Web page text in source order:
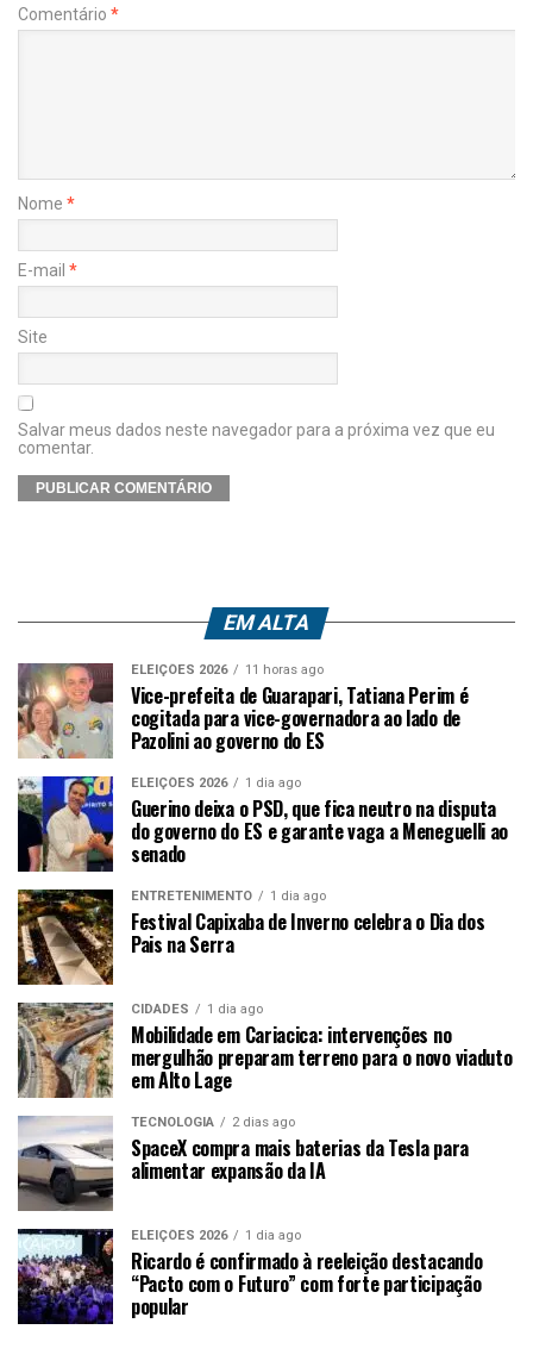
Comentário *
Nome *
E-mail *
Site
Salvar meus dados neste navegador para a próxima vez que eu
comentar.
EM ALTA
ELEIÇÕES 2026 11 horas ago
Vice-prefeita de Guarapari, Tatiana Perim é
cogitada para vice-governadora ao lado de
Pazolini ao governo do ES
ELEIÇÕES 2026 1 dia ago
Guerino deixa o PSD, que fica neutro na disputa
do governo do ES e garante vaga a Meneguelli ao
senado
ENTRETENIMENTO 1 dia ago
Festival Capixaba de Inverno celebra o Dia dos
Pais na Serra
CIDADES 1 dia ago
Mobilidade em Cariacica: intervenções no
mergulhão preparam terreno para o novo viaduto
em Alto Lage
TECNOLOGIA 2 dias ago
SpaceX compra mais baterias da Tesla para
alimentar expansão da IA
ELEIÇÕES 2026 1 dia ago
Ricardo é confirmado à reeleição destacando
“Pacto com o Futuro” com forte participação
popular